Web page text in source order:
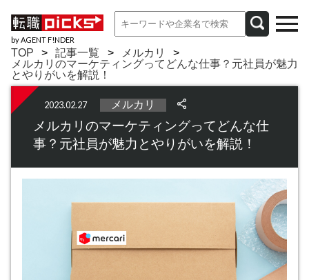
by AGENT F!NDER
TOP 記事一覧
メルカリ
メルカリのマーケティングってどんな仕事？元社員が魅力
とやりがいを解説！
2023.02.27 メルカリ
メルカリのマーケティングってどんな仕
事？元社員が魅力とやりがいを解説！